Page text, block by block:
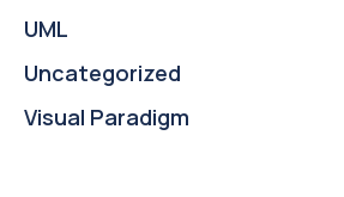
UML
Uncategorized
Visual Paradigm